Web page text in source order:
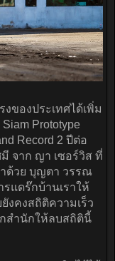
ของประเทศได้เพิ่ม
Prototype
Record 2 ปีต่อ
จาก ญา เซอร์วิส ที่
ด้วย บุญตา วรรณ
แดร๊กบ้านเราให้
งคงสถิติความเร็ว
สำนักให้ลบสถิตินี้